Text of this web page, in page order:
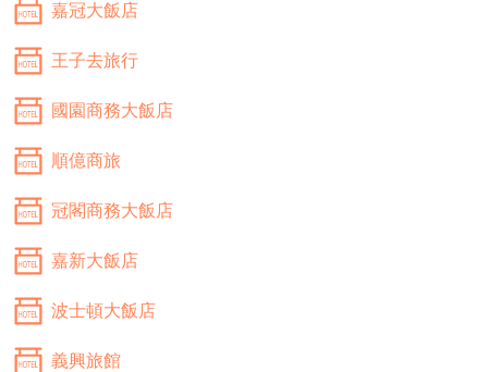
嘉冠大飯店
王子去旅行
國園商務大飯店
順億商旅
冠閣商務大飯店
嘉新大飯店
波士頓大飯店
義興旅館